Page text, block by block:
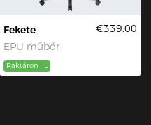
Fekete
EPU műbőr
€339.00
Raktáron L